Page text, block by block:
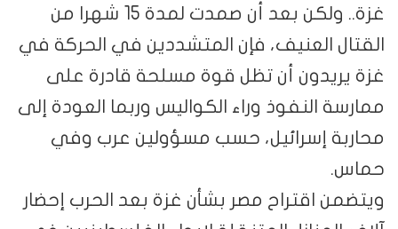
غزة.. ولكن بعد أن صمدت لمدة 15 شهرا من
القتال العنيف، فإن المتشددين في الحركة في
غزة يريدون أن تظل قوة مسلحة قادرة على
ممارسة النفوذ وراء الكواليس وربما العودة إلى
محاربة إسرائيل، حسب مسؤولين عرب وفي
حماس.
ويتضمن اقتراح مصر بشأن غزة بعد الحرب إحضار